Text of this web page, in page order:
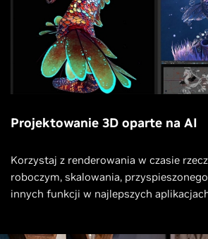
Projektowanie 3D oparte na AI
Korzystaj z renderowania w czasie
roboczym, skalowania,
innych funkcji w najlepszych